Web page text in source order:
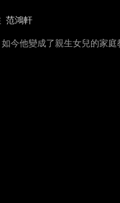
范鴻軒
今他變成了親生女兒的家庭